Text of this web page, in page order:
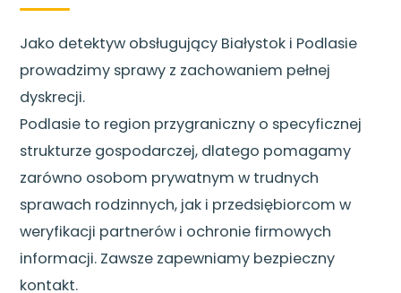
Jako detektyw obsługujący Białystok i Podlasie
prowadzimy sprawy z zachowaniem pełnej
dyskrecji.
Podlasie to region przygraniczny o specyficznej
strukturze gospodarczej, dlatego pomagamy
zarówno osobom prywatnym w trudnych
sprawach rodzinnych, jak i przedsiębiorcom w
weryfikacji partnerów i ochronie firmowych
informacji. Zawsze zapewniamy bezpieczny
kontakt.